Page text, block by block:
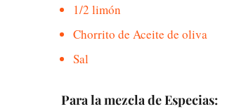
1/2 limón
Chorrito de Aceite de oliva
Sal
Para la mezcla de Especias: